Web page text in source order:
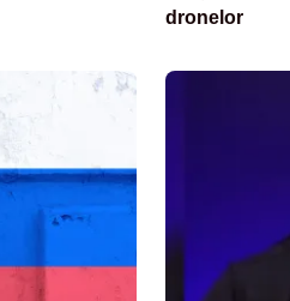
dronelor